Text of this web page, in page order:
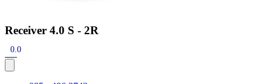
Receiver 4.0 S - 2R
0.0